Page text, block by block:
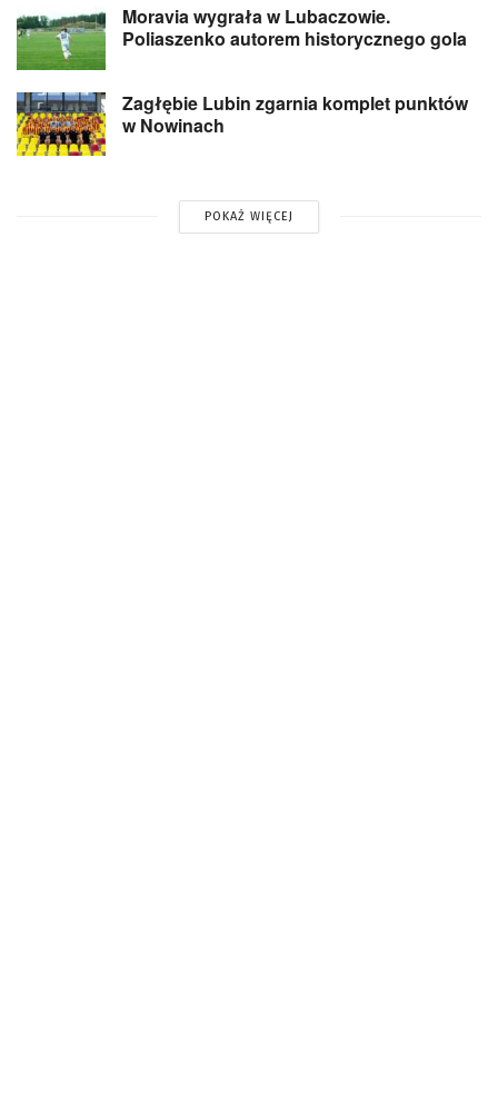
Moravia wygrała w Lubaczowie.
Poliaszenko autorem historycznego gola
Zagłębie Lubin zgarnia komplet punktów
w Nowinach
POKAŻ WIĘCEJ